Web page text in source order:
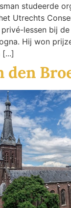
studeerde
Utrechts
lessen bij
Hij won
den